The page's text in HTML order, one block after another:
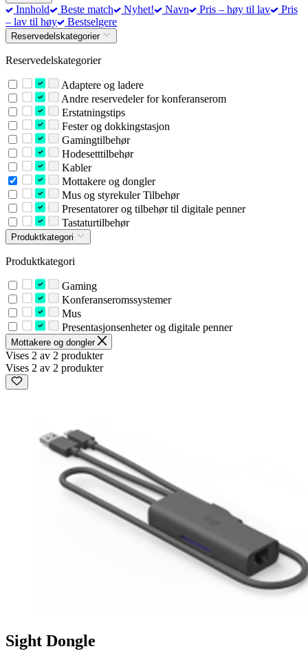
Innhold Beste match Nyhet! Navn Pris – høy til lav
Pris
– lav til høy
Bestselgere
Reservedelskategorier
Reservedelskategorier
Adaptere og ladere
Andre reservedeler for konferanserom
Erstatningstips
Fester og dokkingstasjon
Gamingtilbehør
Hodesetttilbehør
Kabler
Mottakere og dongler
Mus og styrekuler Tilbehør
Presentatorer og tilbehør til digitale penner
Tastaturtilbehør
Produktkategori
Produktkategori
Gaming
Konferanseromssystemer
Mus
Presentasjonsenheter og digitale penner
Mottakere og dongler
Vises 2 av 2 produkter
Vises 2 av 2 produkter
Sight Dongle